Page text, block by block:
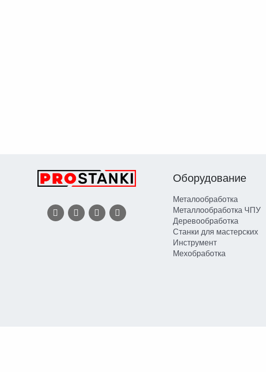
Оборудование
Металообработка
Металлообработка ЧПУ
Деревообработка
Станки для мастерских
Инструмент
Мехобработка